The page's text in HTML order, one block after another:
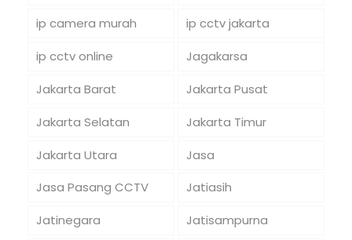
ip camera murah
ip cctv jakarta
ip cctv online
Jagakarsa
Jakarta Barat
Jakarta Pusat
Jakarta Selatan
Jakarta Timur
Jakarta Utara
Jasa
Jasa Pasang CCTV
Jatiasih
Jatinegara
Jatisampurna